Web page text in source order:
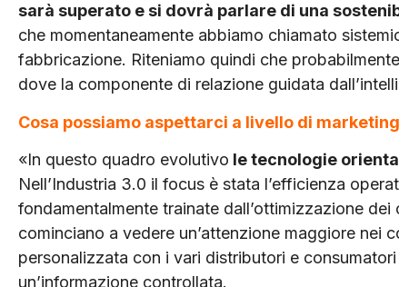
sarà superato e si dovrà parlare di una
che momentaneamente abbiamo chiamato
fabbricazione. Riteniamo quindi che
dove la componente di relazione guidata
Cosa possiamo aspettarci a livello di
«In questo quadro evolutivo le tecnologie
Nell’Industria 3.0 il focus è stata l’efficienza
fondamentalmente trainate dall’ottimizzazione
cominciano a vedere un’attenzione maggiore nei
personalizzata con i vari distributori e
un’informazione controllata.